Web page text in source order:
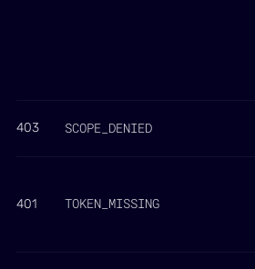
403 SCOPE_DENIED
401 TOKEN_MISSING